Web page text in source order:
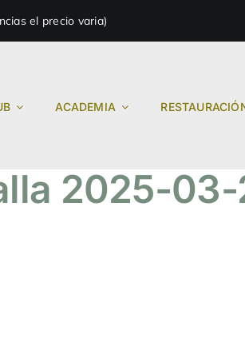
el precio varia)
ACADEMIA
2025-03-